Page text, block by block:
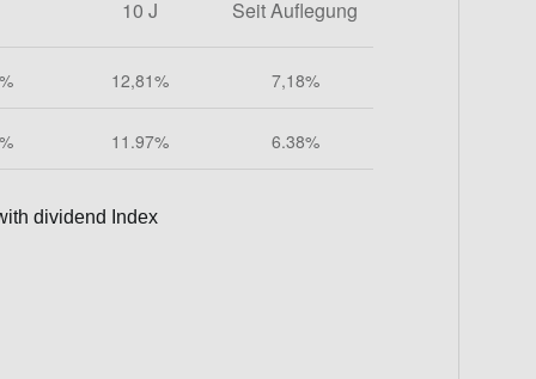
dividend Index